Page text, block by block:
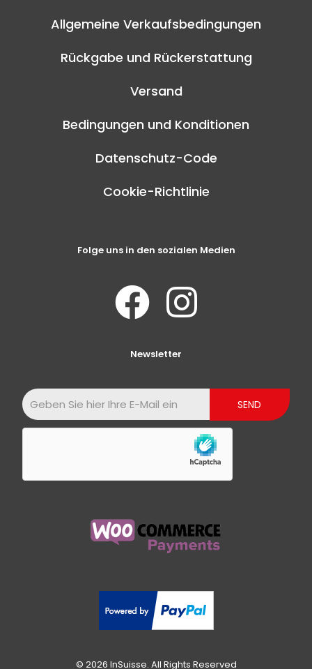
Allgemeine Verkaufsbedingungen
Rückgabe und Rückerstattung
Versand
Bedingungen und Konditionen
Datenschutz-Code
Cookie-Richtlinie
Folge uns in den sozialen Medien
Newsletter
© 2026 InSuisse. All Rights Reserved